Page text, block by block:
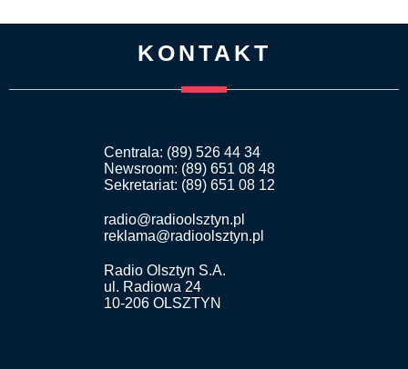
KONTAKT
Centrala: (89) 526 44 34
Newsroom: (89) 651 08 48
Sekretariat: (89) 651 08 12
radio@radioolsztyn.pl
reklama@radioolsztyn.pl
Radio Olsztyn S.A.
ul. Radiowa 24
10-206 OLSZTYN